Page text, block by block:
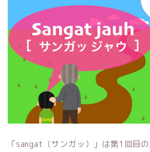
「sangat（サンガッ）」は第1回目